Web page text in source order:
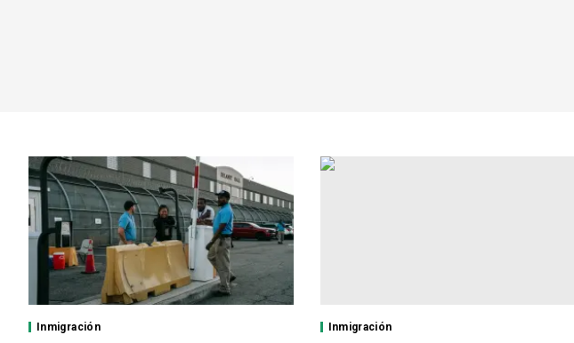
Inmigración Inmigración